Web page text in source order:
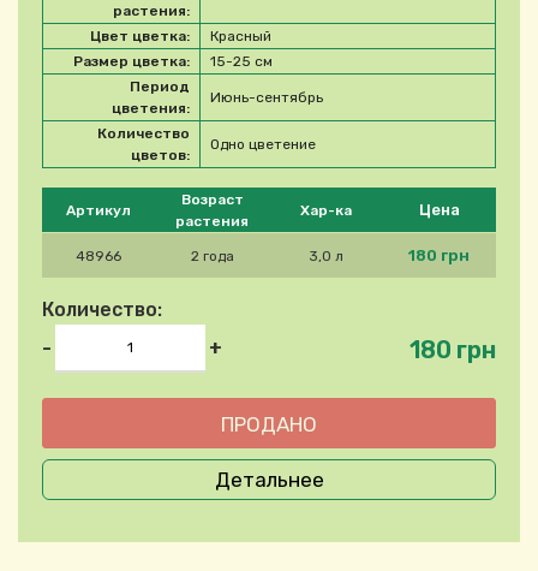
Please select product
Артикул
Возраст
растения
Хар-ка Цена
48966 2 года 3,0 л 180 грн
Количество:
-
+ 180 грн
растения:
Цвет цветка:
Красный
Размер цветка:
15-25 см
Период
цветения:
Июнь-сентябрь
Количество
цветов:
Одно цветение
Детальнее